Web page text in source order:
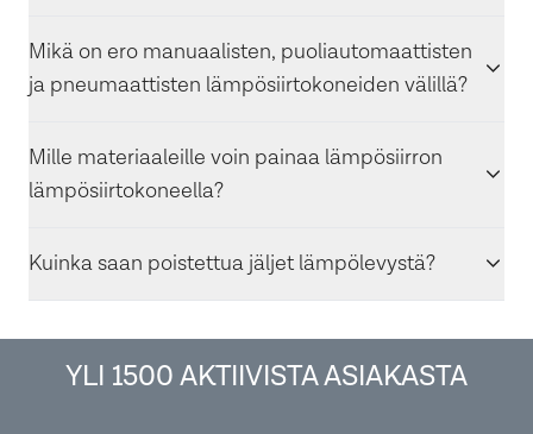
Mikä on ero manuaalisten, puoliautomaattisten
ja pneumaattisten lämpösiirtokoneiden välillä?
Mille materiaaleille voin painaa lämpösiirron
lämpösiirtokoneella?
Kuinka saan poistettua jäljet lämpölevystä?
YLI 1500 AKTIIVISTA ASIAKASTA